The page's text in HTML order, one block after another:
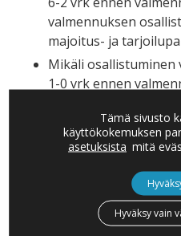
valmennuksen
majoitus- ja
Mikäli
1-0 vrk ennen
majoitus- ja
PERUUTUKSET
Tehdään kirjallisesti
tai käyttämämme
Tämä sivusto
käyttökokemuksen
asetuksista mitä
Hyväksy vain